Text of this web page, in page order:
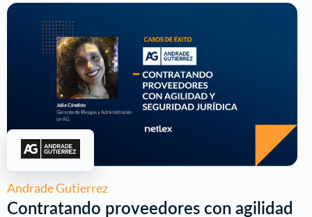
Andrade Gutierrez
Contratando proveedores con agilidad